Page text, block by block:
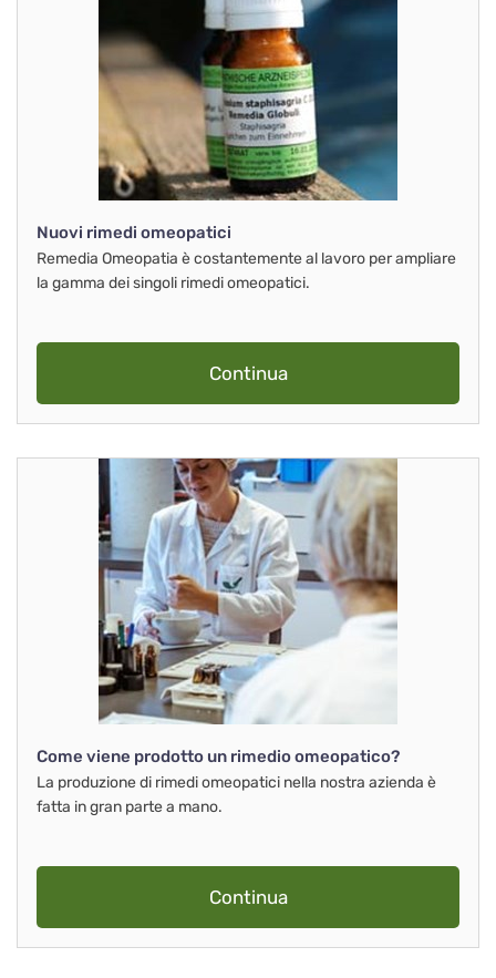
Nuovi rimedi omeopatici
Remedia Omeopatia è costantemente al lavoro per ampliare
la gamma dei singoli rimedi omeopatici.
Continua
Come viene prodotto un rimedio omeopatico?
La produzione di rimedi omeopatici nella nostra azienda è
fatta in gran parte a mano.
Continua